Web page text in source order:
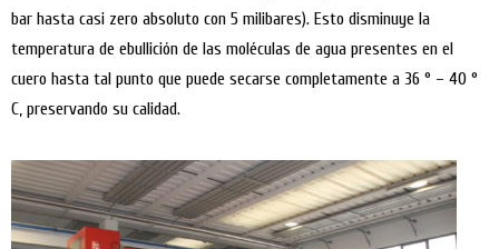
bar hasta casi zero absoluto con 5 milibares). Esto disminuye la
temperatura de ebullición de las moléculas de agua presentes en el
cuero hasta tal punto que puede secarse completamente a 36 ° – 40 °
C, preservando su calidad.